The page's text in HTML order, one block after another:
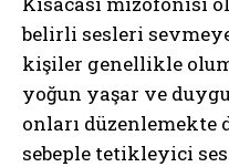
belirli sesleri
kişiler genellikle
yoğun yaşar ve
onları düzenlemekte
sebeple tetikleyici